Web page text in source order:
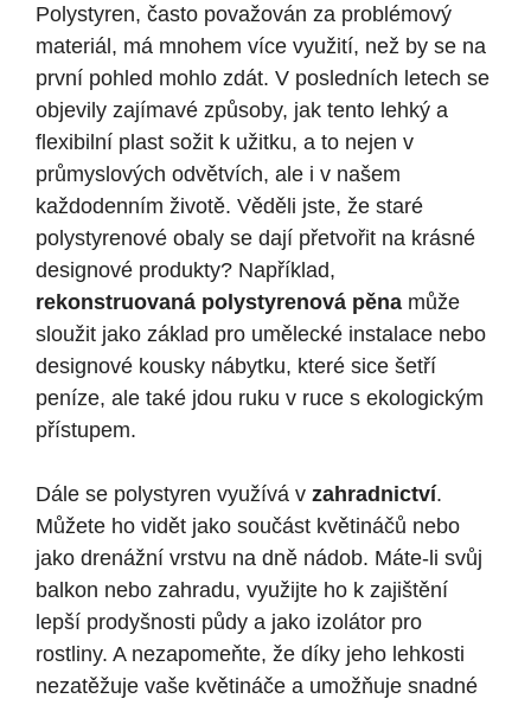
Polystyren, často považován za problémový
materiál, má mnohem více využití, než by se na
první pohled mohlo zdát. V posledních letech se
objevily zajímavé způsoby, jak tento lehký a
flexibilní plast sožit k užitku, a to nejen v
průmyslových odvětvích, ale i v našem
každodenním životě. Věděli jste, že staré
polystyrenové obaly se dají přetvořit na krásné
designové produkty? Například,
rekonstruovaná polystyrenová pěna může
sloužit jako základ pro umělecké instalace nebo
designové kousky nábytku, které sice šetří
peníze, ale také jdou ruku v ruce s ekologickým
přístupem.
Dále se polystyren využívá v zahradnictví.
Můžete ho vidět jako součást květináčů nebo
jako drenážní vrstvu na dně nádob. Máte-li svůj
balkon nebo zahradu, využijte ho k zajištění
lepší prodyšnosti půdy a jako izolátor pro
rostliny. A nezapomeňte, že díky jeho lehkosti
nezatěžuje vaše květináče a umožňuje snadné